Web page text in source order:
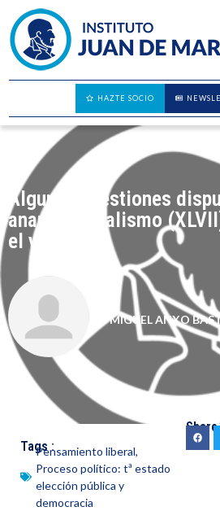
HAZTE SOCIO
Algunas cuestiones
anarcocapitalismo
el verano
MIGUEL ANXO
Tags :
Pensamiento liberal,
Proceso político: tª estado
elección pública y
democracia